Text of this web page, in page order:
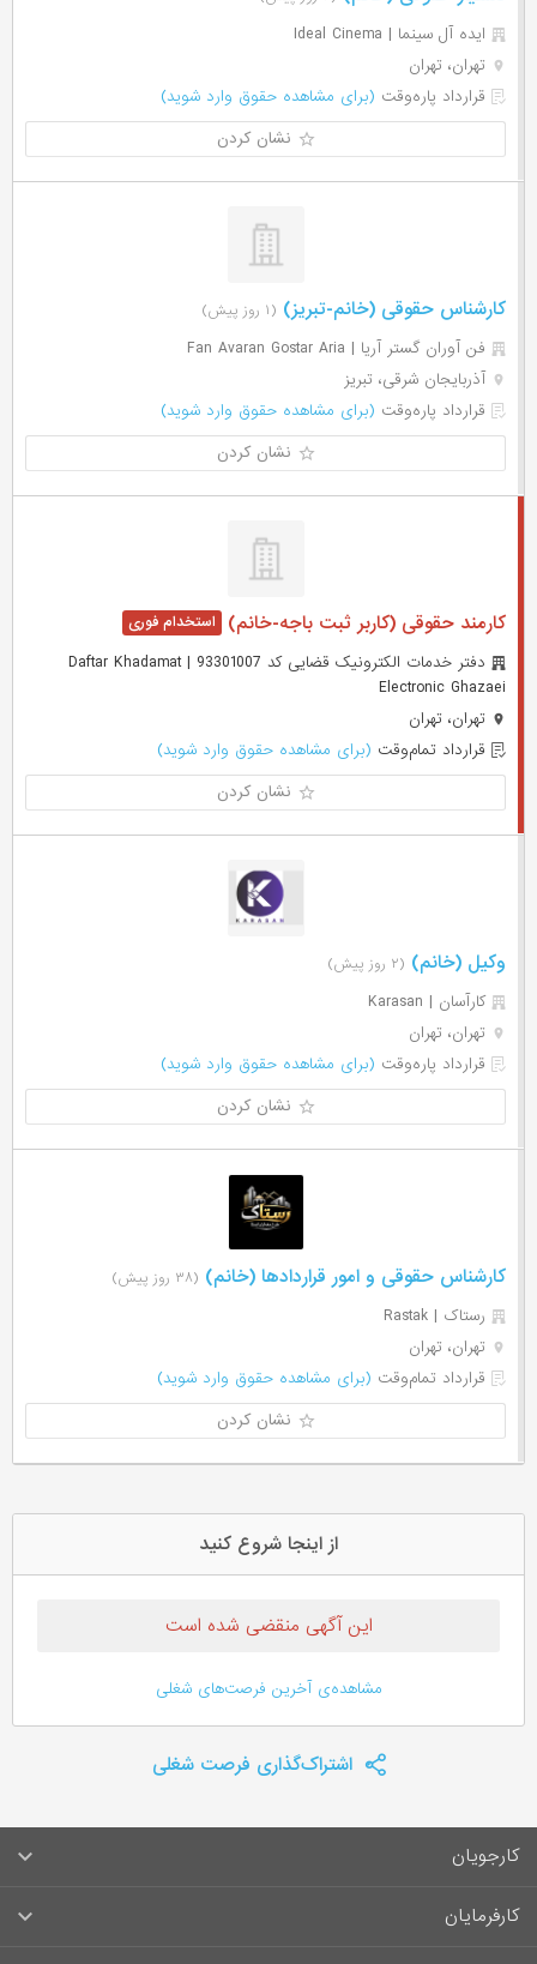
ایده آل سینما | Ideal Cinema
تهران، تهران
قرارداد پاره‌وقت (برای مشاهده حقوق وارد شوید)
نشان کردن
کارشناس حقوقی (خانم-تبریز) (۱ روز پیش)
فن آوران گستر آریا | Fan Avaran Gostar Aria
آذربایجان شرقی، تبریز
قرارداد پاره‌وقت (برای مشاهده حقوق وارد شوید)
نشان کردن
کارمند حقوقی (کاربر ثبت باجه-خانم)
دفتر خدمات الکترونیک قضایی کد 93301007 | Daftar Khadamat
Electronic Ghazaei
تهران، تهران
قرارداد تمام‌وقت (برای مشاهده حقوق وارد شوید)
نشان کردن
وکیل (خانم) (۲ روز پیش)
کارآسان | Karasan
تهران، تهران
قرارداد پاره‌وقت (برای مشاهده حقوق وارد شوید)
نشان کردن
کارشناس حقوقی و امور قراردادها (خانم) (۳۸ روز پیش)
رستاک | Rastak
تهران، تهران
قرارداد تمام‌وقت (برای مشاهده حقوق وارد شوید)
نشان کردن
از اینجا شروع کنید
این آگهی منقضی شده است
مشاهده‌ی آخرین فرصت‌های شغلی
اشتراک‌گذاری فرصت شغلی
کارجویان
سوالات متداول کارجویان
کارفرمایان